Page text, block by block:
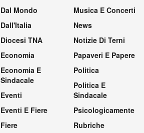
Dal Mondo
Dall'Italia
Diocesi TNA
Economia
Economia E
Sindacale
Eventi
Eventi E Fiere
Fiere
Musica E Concerti
News
Notizie Di Terni
Papaveri E Papere
Politica
Politica E
Sindacale
Psicologicamente
Rubriche